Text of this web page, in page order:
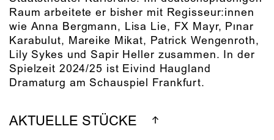
Raum arbeitete er bisher mit Regisseur:innen
wie Anna Bergmann, Lisa Lie, FX Mayr, Pınar
Karabulut, Mareike Mikat, Patrick Wengenroth,
Lily Sykes und Sapir Heller zusammen. In der
Spielzeit 2024/25 ist Eivind Haugland
Dramaturg am Schauspiel Frankfurt.
AKTUELLE STÜCKE